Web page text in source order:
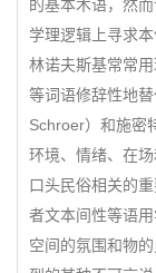
的基本术语，然
学理逻辑上寻求
林诺夫斯基常常
等词语修辞性地
Schroer）和施密
环境、情绪、在
口头民俗相关的
者文本间性等语
空间的氛围和物